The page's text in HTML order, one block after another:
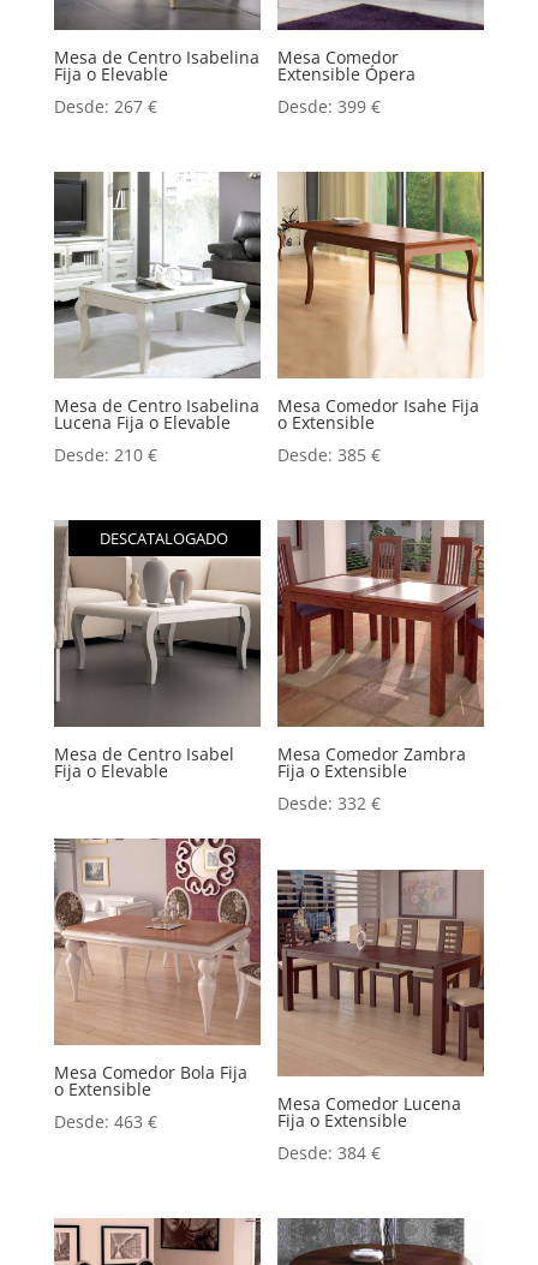
Mesa de Centro Isabelina
Fija o Elevable
Desde: 267 €
Mesa Comedor
Extensible Ópera
Desde:399€
Mesa de Centro Isabelina
Lucena Fija o Elevable
Desde: 210 €
Mesa Comedor Isahe Fija
o Extensible
Desde:385€
DESCATALOGADO
Mesa de Centro Isabel
Fija o Elevable
Mesa Comedor Zambra
Fija o Extensible
Desde:332€
Mesa Comedor Bola Fija
o Extensible
Desde: 463 €
Mesa Comedor Lucena
Fija o Extensible
Desde:384€